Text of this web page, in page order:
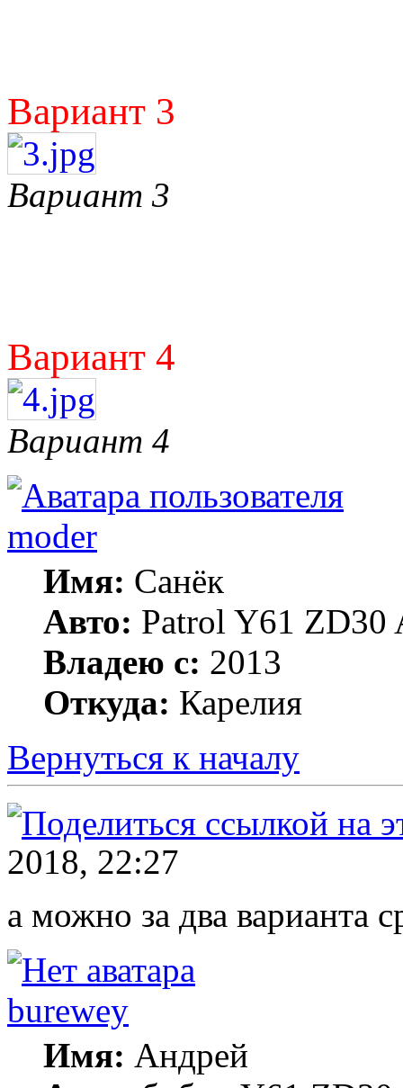
Вариант 3
Вариант 3
Вариант 4
Вариант 4
moder
Имя: Санёк
Авто: Patrol Y61 ZD30
Владею с: 2013
Откуда: Карелия
Вернуться к началу
2018, 22:27
а можно за два варианта
burewey
Имя: Андрей